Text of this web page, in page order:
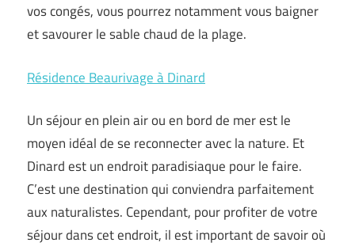
vos congés, vous pourrez notamment vous baigner
et savourer le sable chaud de la plage.
Résidence Beaurivage à Dinard
Un séjour en plein air ou en bord de mer est le
moyen idéal de se reconnecter avec la nature. Et
Dinard est un endroit paradisiaque pour le faire.
C’est une destination qui conviendra parfaitement
aux naturalistes. Cependant, pour profiter de votre
séjour dans cet endroit, il est important de savoir où